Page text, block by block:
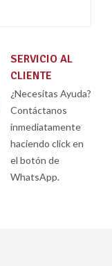
PRIVACIDAD
Datos
Protegidos Tus
datos están
siempre a salvo
en nuestra
plataforma.